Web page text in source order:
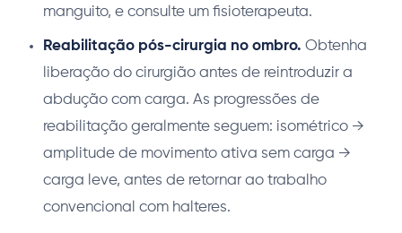
manguito, e consulte um fisioterapeuta.
Reabilitação pós-cirurgia no ombro. Obtenha
liberação do cirurgião antes de reintroduzir a
abdução com carga. As progressões de
reabilitação geralmente seguem: isométrico →
amplitude de movimento ativa sem carga →
carga leve, antes de retornar ao trabalho
convencional com halteres.